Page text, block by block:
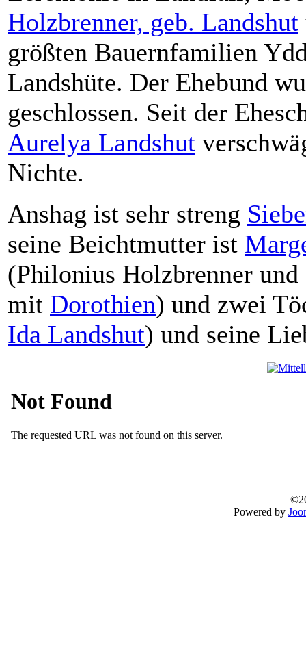
Holzbrenner, geb. Landshut
größten Bauernfamilien
Landshüte. Der Ehebund
geschlossen. Seit der
Aurelya Landshut
Nichte.
Anshag ist sehr streng
seine Beichtmutter ist
(Philonius Holzbrenner
mit Dorothien) und zwei
Ida Landshut) und seine
Powered by